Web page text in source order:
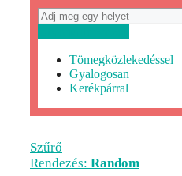
Tömegközlekedéssel
Gyalogosan
Kerékpárral
Szűrő
Rendezés: Random